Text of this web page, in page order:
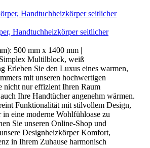
Handtuchheizkörper seitlicher
500 mm x 1400 mm |
Simplex Multilblock, weiß
Erleben Sie den Luxus eines warmen,
mit unseren hochwertigen
nicht nur effizient Ihren Raum
Ihre Handtücher angenehm wärmen.
Funktionalität mit stilvollem Design,
eine moderne Wohlfühloase zu
Sie unseren Online-Shop und
Designheizkörper Komfort,
in Ihrem Zuhause harmonisch